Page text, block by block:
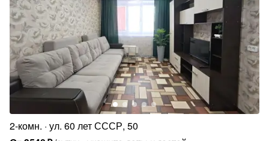
2-комн. ул. 60 лет СССР, 50